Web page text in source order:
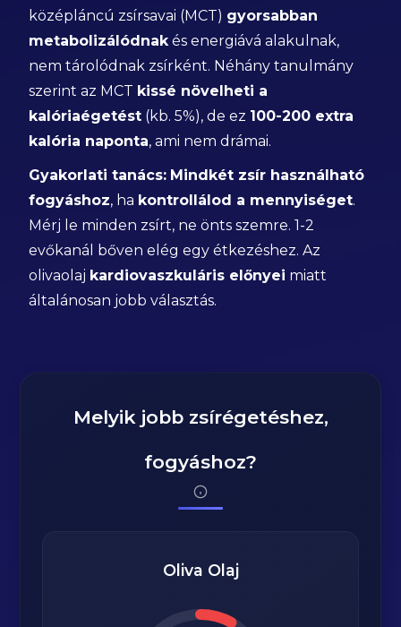
középláncú zsírsavai (MCT) gyorsabban
metabolizálódnakés energiává alakulnak,
nem tárolódnak zsírként. Néhány tanulmány
szerint az MCT kissé növelheti a
kalóriaégetést (kb. 5%), de ez 100-200 extra
kalória naponta, ami nem drámai.
Gyakorlati tanács: Mindkét zsír használható
fogyáshoz, ha kontrollálod a mennyiséget.
Mérj le minden zsírt, ne önts szemre. 1-2
evőkanál bőven elég egy étkezéshez. Az
olivaolaj kardiovaszkuláris előnyei miatt
általánosan jobb választás.
Melyik jobb zsírégetéshez,
fogyáshoz?
Oliva Olaj